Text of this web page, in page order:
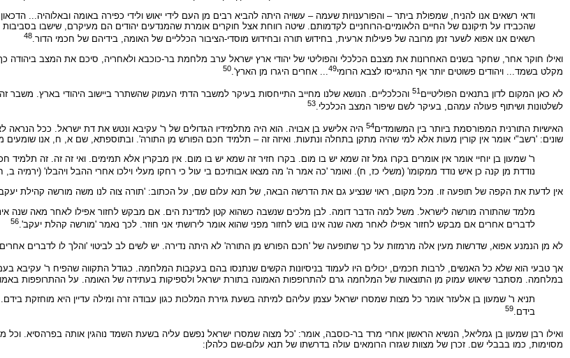
ודאי רשאים אנו להניח, שמפולת ביתר – והפורענויות שעמה – עשויה היתה להביא רבים מן העם לידי יאוש ולידי כפירה באומה ובאלוהיה...
שהכבידו על תיקונם של החיים הלאומיים-הרוחניים לקדמותם. שיטה רווחת אצל חוקרים אומרת שהמנדעים יהודים הם מעיקרם, שישבו בסביבות
רשאים אנו אפוא לשער זמן מרובה של פעילות ארעית, בחידוש תורה ובחידוש מוסדי-הציבור הכלליים של האומה, בידיהם של חכמי הדור.48
ואילו חוקר אחר, שחקר בשנים האחרונות את מצבם הכלכלי והפוליטי של יהודי ארץ ישראל ערב מלחמת בר-כוכבא ולאחריה, סיכם את המצב ביהודה
מקלט בשמד... ויהודים פשוטים יותר אף התגייסו לצבא הרומי49... אחרים היגרו מן הארץ'.50
לא כאן המקום לדון בתנאים הפוליטיים 51 והכלכליים. הנושא שלנו מחייב התייחסות בעיקר למשבר הדתי העמוק שהשתרר ביישוב היהודי בארץ. משבר
לשלטונות ושיתוף פעולה עמהם, בעיקר לשם שיפור המצב הכלכלי.53
האישיות התורנית המפורסמת ביותר בין המשומדים54 היה אלישע בן אבויה. הוא היה מתלמידיו הגדולים של ר' עקיבא ונטש את דת ישראל. ככל
שונים: 'רשב"י אומר אין קורין מעות אלא למי שהיה מתקן בתחלה ונתעות. ואיזה זה – תלמיד חכם הפורש מן התורה'. ובתוספתא, שם א, ח, אנו שומעים
ר' שמעון בן יוחיי אומר אין אומרים בקרו גמל זה שמא יש בו מום. בקרו חזיר זה שמא יש בו מום. אין מבקרין אלא תמימים. ואי זה זה. זה
נודדת מן קנה כן איש נודד ממקומו' (משלי כז, ח). ואומר 'כה אמר ה' מה מצאו אבותיכם בי עול כי רחקו מעלי וילכו אחרי ההבל ויהבלו' (ירמיה ב,
אין לדעת את הקפה של תופעה זו. מכל מקום, ראוי שנציע גם את הדרשה הבאה, של תנא עלום שם, על הכתוב: 'תורה צוה לנו משה מורשה קהילת
מלמד שהתורה מורשה לישראל. משל למה הדבר דומה. לבן מלכים שנשבה כשהוא קטן למדינת הים. אם מבקש לחזור אפילו לאחר מאה שנה אינו
לדברים אחרים אם מבקש לחזור אפילו לאחר מאה שנה אינו בוש לחזור מפני שהוא אומר לירושתי אני חוזר. לכך נאמר 'מורשה קהלת יעקב'.56
לא מן הנמנע אפוא, שדרשות מעין אלה מרמזות על כך שתופעה של 'חכם הפורש מן התורה' לא היתה נדירה. יש לשים לב לביטוי 'והלך לו לדברים
אך טבעי הוא שלא כל האנשים, לרבות חכמים, יכולים היו לעמוד בניסיונות הקשים שנתנסו בהם בעקבות המלחמה. כגודל התקווה שהפיח ר' עקיבא
במלחמה. מסתבר שיאוש עמוק מן התוצאות של המלחמה גרם להתרופפות האמונה בתורת ישראל ולספיקות בעתידה של האומה. על ההתרופפות
תניא ר' שמעון בן אלעזר אומר כל מצות שמסרו ישראל עצמן עליהם למיתה בשעת גזירת המלכות כגון עבודה זרה ומילה עדיין היא מוחזקת
בידם.59
ואילו רבן שמעון בן גמליאל, הנשיא הראשון אחרי מרד בר-כוסבה, אומר: 'כל מצוה שמסרו ישראל נפשם עליה בשעת השמד נוהגין אותה בפרהסיא.
מסוימות, כמו בבבלי שם. זכרן של מצוות שגזרו הרומאים עולה בדרשתו של תנא עלום-שם כלהלן: